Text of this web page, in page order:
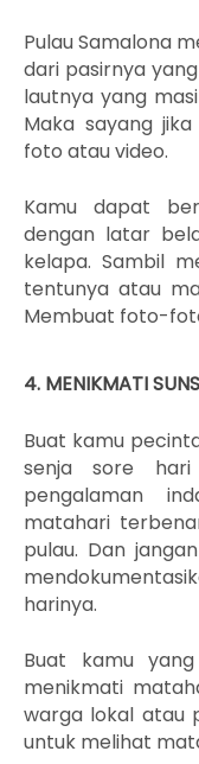
Pulau Samalona
dari pasirnya
lautnya yang
Maka sayang
foto atau video.
Kamu dapat
dengan latar
kelapa. Sambil
tentunya atau
Membuat foto-
4. MENIKMATI
Buat kamu
senja sore
pengalaman
matahari
pulau. Dan
harinya.
Buat kamu
menikmati
warga lokal atau
untuk melihat